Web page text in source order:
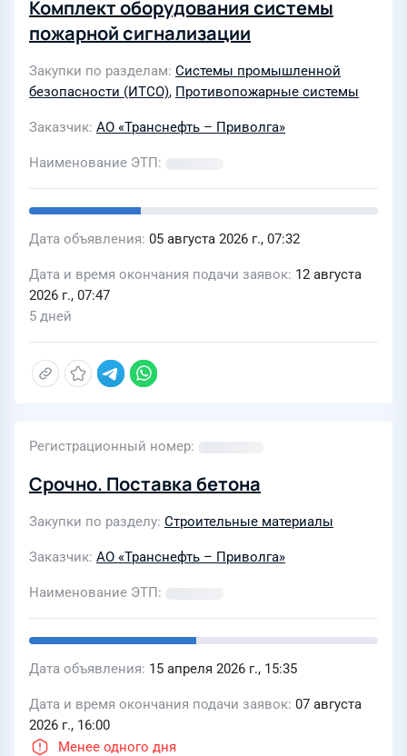
Комплект оборудования системы
пожарной сигнализации
Закупки по разделам Системы промышленной
безопасности (ИТСО), Противопожарные системы
Заказчик АО «Транснефть – Приволга»
Наименование ЭТП
Дата объявления 05 августа 2026 г., 07:32
Дата и время окончания подачи заявок 12 августа
2026 г., 07:47
5 дней
Регистрационный номер
Срочно. Поставка бетона
Закупки по разделу Строительные материалы
Заказчик АО «Транснефть – Приволга»
Наименование ЭТП
Дата объявления 15 апреля 2026 г., 15:35
Дата и время окончания подачи заявок 07 августа
2026 г., 16:00
Менее одного дня